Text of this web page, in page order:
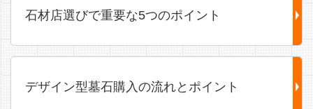
石材店選びで重要な5つのポイント
デザイン型墓石購入の流れとポイント